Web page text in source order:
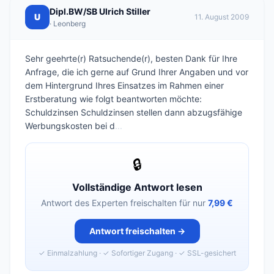
U
Dipl.BW/SB Ulrich Stiller
· Leonberg
11. August 2009
Sehr geehrte(r) Ratsuchende(r), besten Dank für Ihre
Anfrage, die ich gerne auf Grund Ihrer Angaben und vor
dem Hintergrund Ihres Einsatzes im Rahmen einer
Erstberatung wie folgt beantworten möchte:
Schuldzinsen Schuldzinsen stellen dann abzugsfähige
Werbungskosten bei d...
🔒
Vollständige Antwort lesen
Antwort des Experten freischalten für nur 7,99 €
Antwort freischalten →
✓ Einmalzahlung · ✓ Sofortiger Zugang · ✓ SSL-gesichert